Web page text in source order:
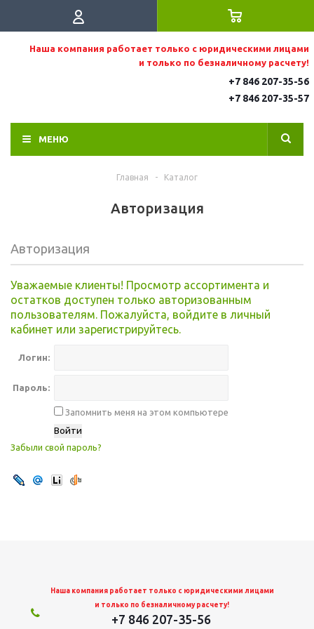
Наша компания работает только с юридическими лицами
и только по безналичному расчету!
+7 846 207-35-56
+7 846 207-35-57
МЕНЮ
Главная - Каталог
Авторизация
Авторизация
Уважаемые клиенты! Просмотр ассортимента и
остатков доступен только авторизованным
пользователям. Пожалуйста, войдите в личный
кабинет или зарегистрируйтесь.
Логин:
Пароль:
Запомнить меня на этом компьютере
Забыли свой пароль?
Наша компания работает только с юридическими лицами
и только по безналичному расчету!
+7 846 207-35-56